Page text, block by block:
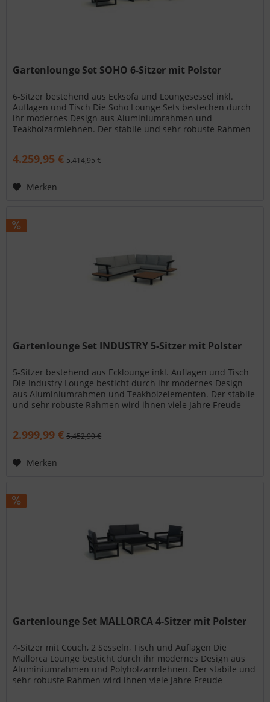
Gartenlounge Set SOHO 6-Sitzer mit Polster
6-Sitzer bestehend aus Ecksofa und Loungesessel inkl.
Auflagen und Tisch Die Soho Lounge Sets bestechen durch
ihr modernes Design aus Aluminiumrahmen und
Teakholzarmlehnen. Der stabile und sehr robuste Rahmen
4.259,95 € 5.414,95 €
Merken
Gartenlounge Set INDUSTRY 5-Sitzer mit Polster
5-Sitzer bestehend aus Ecklounge inkl. Auflagen und Tisch
Die Industry Lounge besticht durch ihr modernes Design
aus Aluminiumrahmen und Teakholzelementen. Der stabile
und sehr robuste Rahmen wird ihnen viele Jahre Freude
2.999,99 € 5.452,99 €
Merken
Gartenlounge Set MALLORCA 4-Sitzer mit Polster
4-Sitzer mit Couch, 2 Sesseln, Tisch und Auflagen Die
Mallorca Lounge besticht durch ihr modernes Design aus
Aluminiumrahmen und Polyholzarmlehnen. Der stabile und
sehr robuste Rahmen wird ihnen viele Jahre Freude